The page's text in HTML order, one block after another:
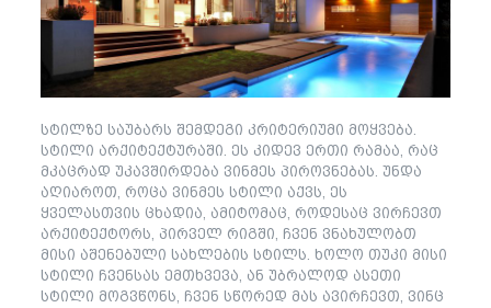
სტილზე საუბარს შემდეგი კრიტერიუმი მოყვება.
სტილი არქიტექტურაში. ეს კიდევ ერთი რამაა, რაც
მკაცრად უკავშირდება ვინმეს პიროვნებას. უნდა
აღიაროთ, როცა ვინმეს სტილი აქვს, ეს
ყველასთვის ცხადია, ამიტომაც, როდესაც ვირჩევთ
არქიტექტორს, პირველ რიგში, ჩვენ ვნახულობთ
მისი აშენებული სახლების სტილს. ხოლო თუკი მისი
სტილი ჩვენსას ემთხვევა, ან უბრალოდ ასეთი
სტილი მოგვწონს, ჩვენ სწორედ მას ავირჩევთ, ვინც